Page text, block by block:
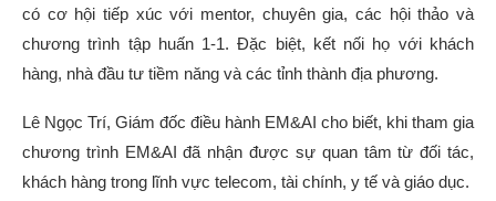
có cơ hội tiếp xúc với mentor, chuyên gia, các hội thảo và
chương trình tập huấn 1-1. Đặc biệt, kết nối họ với khách
hàng, nhà đầu tư tiềm năng và các tỉnh thành địa phương.
Lê Ngọc Trí, Giám đốc điều hành EM&AI cho biết, khi tham gia
chương trình EM&AI đã nhận được sự quan tâm từ đối tác,
khách hàng trong lĩnh vực telecom, tài chính, y tế và giáo dục.